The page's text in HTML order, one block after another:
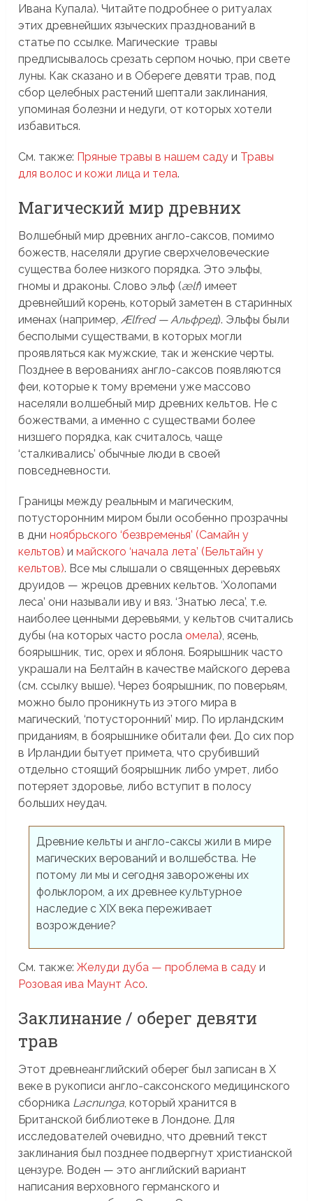
Ивана Купала). Читайте подробнее о ритуалах
этих древнейших языческих празднований в
статье по ссылке. Магические травы
предписывалось срезать серпом ночью, при свете
луны. Как сказано и в Обереге девяти трав, под
сбор целебных растений шептали заклинания,
упоминая болезни и недуги, от которых хотели
избавиться.
См. также: Пряные травы в нашем саду и Травы
для волос и кожи лица и тела.
Магический мир древних
Волшебный мир древних англо-саксов, помимо
божеств, населяли другие сверхчеловеческие
существа более низкого порядка. Это эльфы,
гномы и драконы. Слово эльф (ælf) имеет
древнейший корень, который заметен в старинных
именах (например,Ælfred — Альфред). Эльфы были
бесполыми существами, в которых могли
проявляться как мужские, так и женские черты.
Позднее в верованиях англо-саксов появляются
феи, которые к тому времени уже массово
населяли волшебный мир древних кельтов. Не с
божествами, а именно с существами более
низшего порядка, как считалось, чаще
‘сталкивались’ обычные люди в своей
повседневности.
Границы между реальным и магическим,
потусторонним миром были особенно прозрачны
в дниноябрьского ‘безвременья’ (Самайн у
кельтов) имайского ‘начала лета’ (Бельтайн у
кельтов). Все мы слышали о священных деревьях
друидов — жрецов древних кельтов. ‘Холопами
леса’ они называли иву и вяз. ‘Знатью леса’, т.е.
наиболее ценными деревьями, у кельтов считались
дубы (на которых часто рослаомела), ясень,
боярышник, тис, орех и яблоня. Боярышник часто
украшали на Белтайн в качестве майского дерева
(см. ссылку выше). Через боярышник, по поверьям,
можно было проникнуть из этого мира в
магический, ‘потусторонний’ мир. По ирландским
приданиям, в боярышнике обитали феи. До сих пор
в Ирландии бытует примета, что срубивший
отдельно стоящий боярышник либо умрет, либо
потеряет здоровье, либо вступит в полосу
больших неудач.
Древние кельты и англо-саксы жили в мире
магических верований и волшебства. Не
потому ли мы и сегодня заворожены их
фольклором, а их древнее культурное
наследие с XIX века переживает
возрождение?
См. также:Желуди дуба — проблема в саду и
Розовая ива Маунт Асо.
Заклинание / оберег девяти
трав
Этот древнеанглийский оберег был записан в X
веке в рукописи англо-саксонского медицинского
сборника Lacnunga, который хранится в
Британской библиотеке в Лондоне. Для
исследователей очевидно, что древний текст
заклинания был позднее подвергнут христианской
цензуре. Воден — это английский вариант
написания верховного германского и